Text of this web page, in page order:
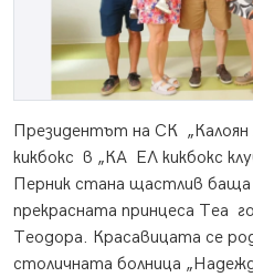
Президентът на СК „Калоян
кикбокс в „КА ЕЛ кикбокс
Перник стана щастлив
прекрасната принцеса Теа
Теодора. Красавицата се
столичната болница